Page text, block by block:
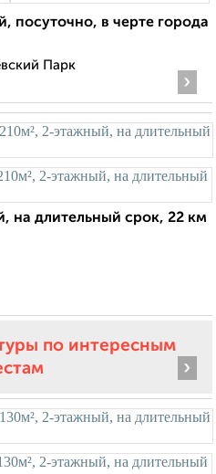
посуточно, в черте города
Парк
›
на длительный срок, 22 км
по интересным
›